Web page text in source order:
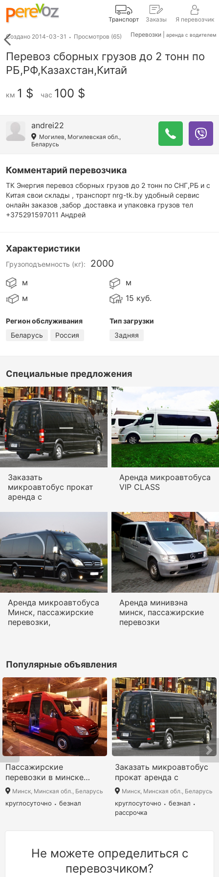
Транспорт Заказы Я перевозчик
Перевозки | аренда с водителем
Создано 2014-03-31 Просмотров (65)
Перевоз сборных грузов до 2 тонн по
РБ,РФ,Казахстан,Китай
км 1 $ час 100 $
andrei22
Могилев, Могилевская обл.,
Беларусь
Комментарий перевозчика
ТК Энергия перевоз сборных грузов до 2 тонн по СНГ,РБ и с
Китая свои склады , транспорт nrg-tk.by удобный сервис
онлайн заказов ,забор ,доставка и упаковка грузов тел
+375291597011 Андрей
Характеристики
Грузоподъемность (кг): 2000
м
м
м
15 куб.
Регион обслуживания
Беларусь
Россия
Тип загрузки
Задняя
Специальные предложения
Заказать
микроавтобус прокат
аренда с
Аренда микроавтобуса
VIP CLASS
Аренда микроавтобуса
Минск, пассажирские
перевозки,
Аренда минивэна
минск, пассажирские
перевозки
Популярные объявления
Пассажирские
перевозки в минске
микроавтобусом
Минск, Минская обл., Беларусь
круглосуточно безнал
Заказать микроавтобус
прокат аренда с
Минск, Минская обл., Беларусь
круглосуточно
безнал
рассрочка
Не можете определиться с
перевозчиком?